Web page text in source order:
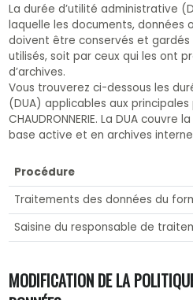
La durée d’utilité administrative
laquelle les documents, données
doivent être conservés et
utilisés, soit par ceux qui les ont
d’archives.
Vous trouverez ci-dessous les
(DUA) applicables aux
CHAUDRONNERIE. La DUA
base active et en archives
Procédure
Traitements des données du
Saisine du responsable de
MODIFICATION DE LA